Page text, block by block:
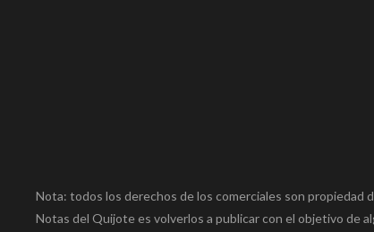
Nota: todos los derechos de los comerciales son
Notas del Quijote es volverlos a publicar con el objetivo de